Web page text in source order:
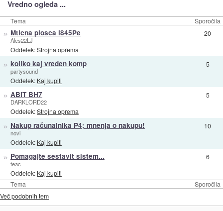
Vredno ogleda ...
Tema Sporočila
Tema Sporočila
» Mticna plosca i845Pe
Ales22LJ
Oddelek:Strojna oprema
20
» koliko kaj vreden komp
partysound
Oddelek: Kaj kupiti
5
» ABIT BH7
DARKLORD22
Oddelek:Strojna oprema
5
» Nakup računalnika P4; mnenja o nakupu!
novi
Oddelek: Kaj kupiti
10
» Pomagajte sestavit sistem...
teac
Oddelek: Kaj kupiti
6
Več podobnih tem